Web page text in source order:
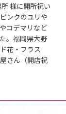
様に開所祝い
ンクのユリや
コデマリなど
。福岡県大野
花・フラス
さん（開店祝